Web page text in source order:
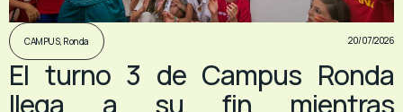
CAMPUS, Ronda 20/07/2026
El turno 3 de Campus Ronda
llega a su fin mientras